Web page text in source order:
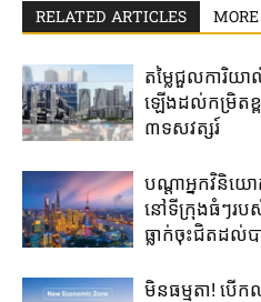
RELATED ARTICLES
តម្លៃជួល​ការិ
ឡើង​ដល់​កម្រិត​ខ្
៣ទសវត្សរ៍​
បណ្តាអ្នកវិនិយ
នៅ​ទីក្រុង​ធំៗ​រប
ធ្លាក់​ចុះ​ជិត​ដល់​ប
មិនធម្មតា! បើក